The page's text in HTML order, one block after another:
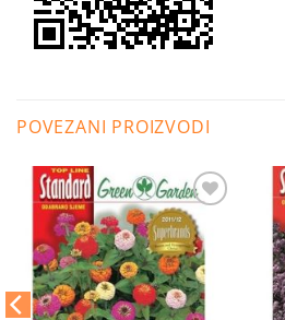
POVEZANI PROIZVODI
Dodaj
na
listu
želja